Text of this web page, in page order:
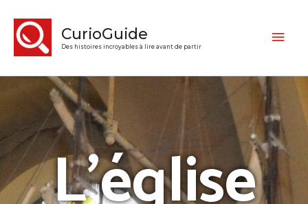
CurioGuide
Des histoires incroyables à lire avant de partir
L’église